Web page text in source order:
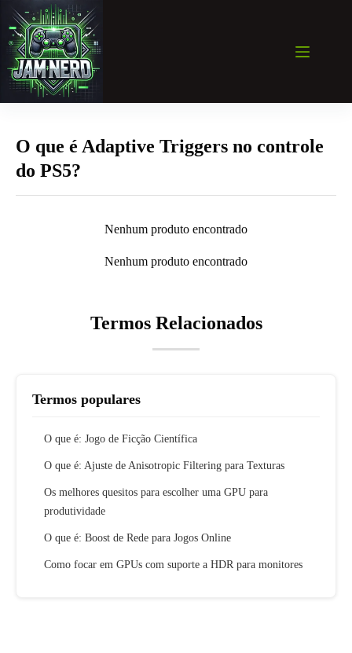
para
conteúdo
O que é Adaptive Triggers no controle
do PS5?
Nenhum produto encontrado
Nenhum produto encontrado
Termos Relacionados
Termos populares
O que é: Jogo de Ficção Científica
O que é: Ajuste de Anisotropic Filtering para Texturas
Os melhores quesitos para escolher uma GPU para
produtividade
O que é: Boost de Rede para Jogos Online
Como focar em GPUs com suporte a HDR para monitores